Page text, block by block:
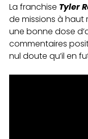
La franchise Tyler
de missions à haut
une bonne dose
commentaires
nul doute qu’il en